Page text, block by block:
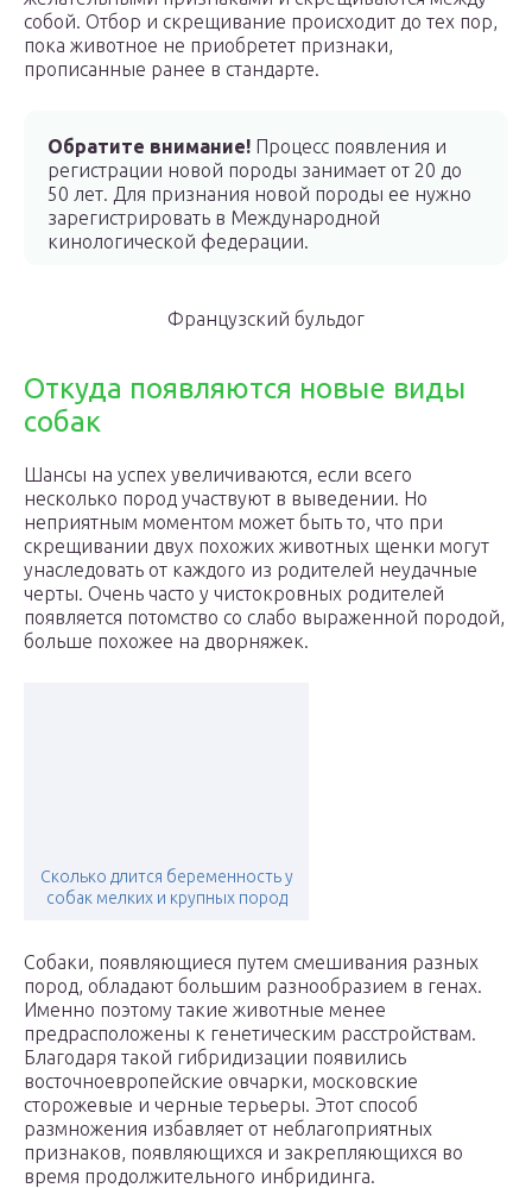
собой. Отбор и скрещивание происходит до тех пор,
пока животное не приобретет признаки,
прописанные ранее в стандарте.
Обратите внимание! Процесс появления и
регистрации новой породы занимает от 20 до
50 лет. Для признания новой породы ее нужно
зарегистрировать в Международной
кинологической федерации.
Французский бульдог
Откуда появляются новые виды
собак
Шансы на успех увеличиваются, если всего
несколько пород участвуют в выведении. Но
неприятным моментом может быть то, что при
скрещивании двух похожих животных щенки могут
унаследовать от каждого из родителей неудачные
черты. Очень часто у чистокровных родителей
появляется потомство со слабо выраженной породой,
больше похожее на дворняжек.
Сколько длится беременность у
собак мелких и крупных пород
Собаки, появляющиеся путем смешивания разных
пород, обладают большим разнообразием в генах.
Именно поэтому такие животные менее
предрасположены к генетическим расстройствам.
Благодаря такой гибридизации появились
восточноевропейские овчарки, московские
сторожевые и черные терьеры. Этот способ
размножения избавляет от неблагоприятных
признаков, появляющихся и закрепляющихся во
время продолжительного инбридинга.